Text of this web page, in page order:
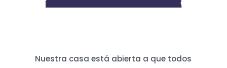
Nuestra casa está abierta a que todos